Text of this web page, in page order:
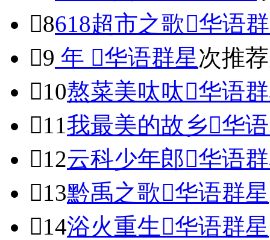
8618超市之歌华语
9 年 华语群星次推荐
10熬菜美呔呔华语
11我最美的故乡华
12云科少年郎华语
13黔禹之歌华语群星
14浴火重生华语群星